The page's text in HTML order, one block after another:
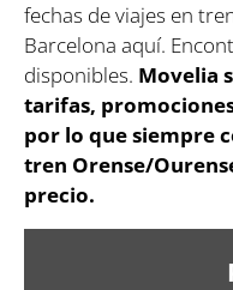
fechas de viajes en
Barcelona aquí.
disponibles. Movelia
tarifas,
por lo que siempre
tren Orense/
precio.